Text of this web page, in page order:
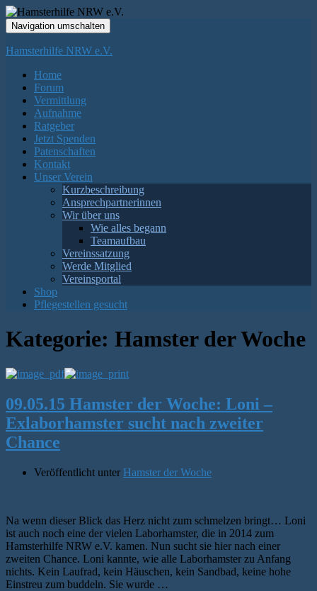
Navigation umschalten
Hamsterhilfe NRW e.V.
Home
Forum
Vermittlung
Aufnahme
Ratgeber
Jetzt Spenden
Patenschaften
Kontakt
Unser Verein
Kurzbeschreibung
Ansprechpartnerinnen
Wir über uns
Wie alles begann
Teamaufbau
Vereinssatzung
Werde Mitglied
Vereinsportal
Shop
Pflegestellen gesucht
Kategorie: Hamster der Woche
09.05.15 Hamster der Woche: Loni –
Exlaborhamster sucht nach zweiter
Chance
Veröffentlicht unter Hamster der Woche
Na wenn dieser Blick das Herz nicht zum schmelzen bringt… Loni
ist auch noch eine der vielen Laborhamster, die in 2014 zum
Hamsterhilfe NRW e.V. kamen. Nun sucht sie hier nach einer
zweiten Chance. Loni kannte, wie alle Laborhamster zu Anfang
nichts. Kein Laufrad, kein Häuschen, kein Sandbad, keine hohe
Einstreu zum buddeln. Sie wurde …